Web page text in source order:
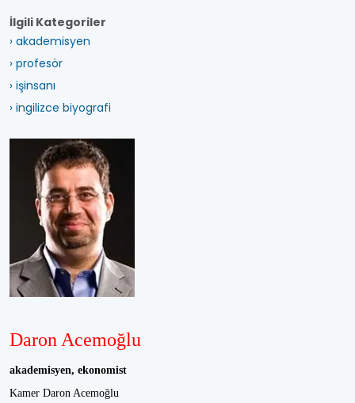
İlgili Kategoriler
› akademisyen
› profesör
› işinsanı
› ingilizce biyografi
Daron Acemoğlu
akademisyen, ekonomist
Kamer Daron Acemoğlu